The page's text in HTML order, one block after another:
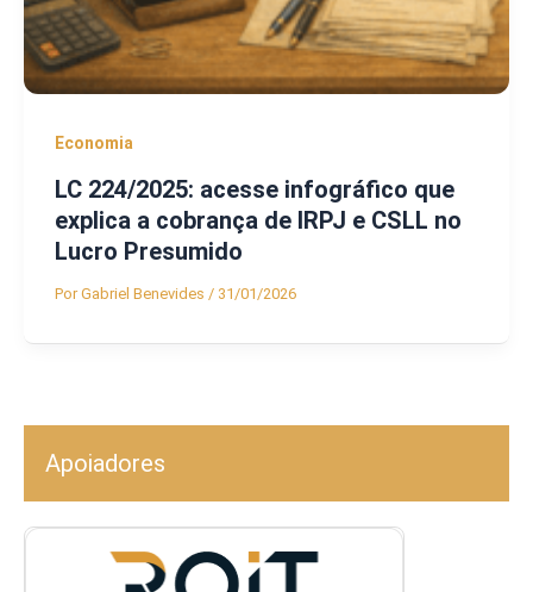
Economia
LC 224/2025: acesse infográfico que
explica a cobrança de IRPJ e CSLL no
Lucro Presumido
PorGabriel Benevides / 31/01/2026
Apoiadores